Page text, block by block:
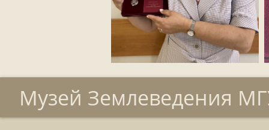
Музей Землеведения